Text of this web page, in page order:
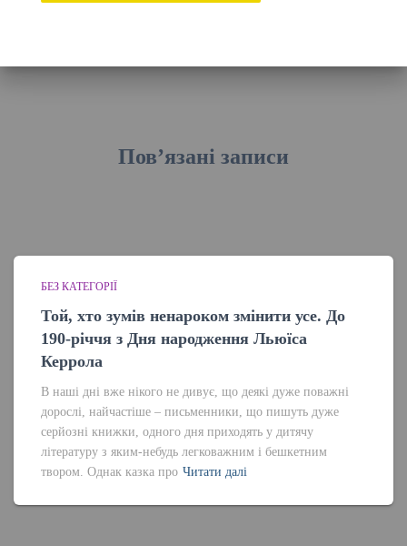
Пов’язані записи
БЕЗ КАТЕГОРІЇ
Той, хто зумів ненароком змінити усе. До
190-річчя з Дня народження Льюїса
Керрола
В наші дні вже нікого не дивує, що деякі дуже поважні
дорослі, найчастіше – письменники, що пишуть дуже
серйозні книжки, одного дня приходять у дитячу
літературу з яким-небудь легковажним і бешкетним
твором. Однак казка про Читати далі